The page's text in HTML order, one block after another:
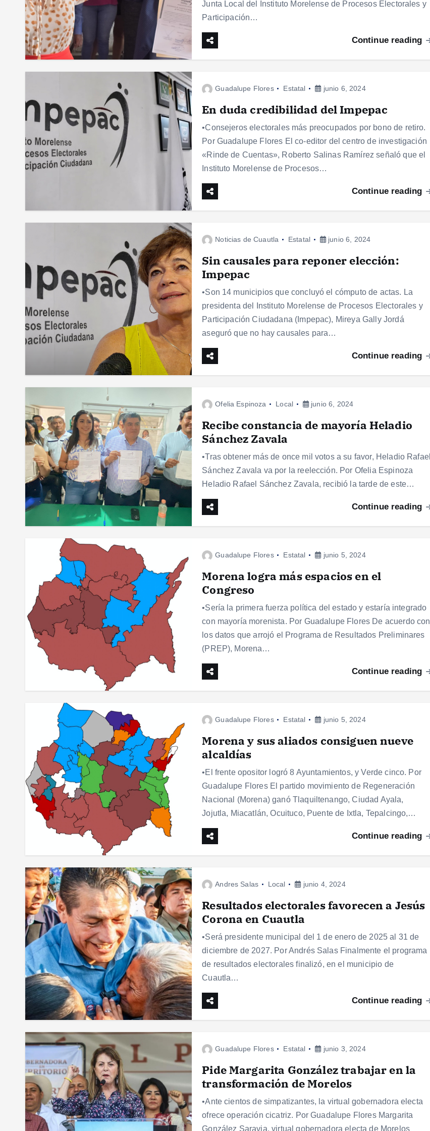
Junta Local del Instituto Morelense de Procesos Electorales y
Participación…
Continue reading
Guadalupe Flores Estatal junio 6, 2024
En duda credibilidad del Impepac
•Consejeros electorales más preocupados por bono de retiro.
Por Guadalupe Flores El co-editor del centro de investigación
«Rinde de Cuentas», Roberto Salinas Ramírez señaló que el
Instituto Morelense de Procesos…
Continue reading
Noticias de Cuautla Estatal junio 6, 2024
Sin causales para reponer elección:
Impepac
•Son 14 municipios que concluyó el cómputo de actas. La
presidenta del Instituto Morelense de Procesos Electorales y
Participación Ciudadana (Impepac), Mireya Gally Jordá
aseguró que no hay causales para…
Continue reading
Ofelia Espinoza Local junio 6, 2024
Recibe constancia de mayoría Heladio
Sánchez Zavala
•Tras obtener más de once mil votos a su favor, Heladio Rafael
Sánchez Zavala va por la reelección. Por Ofelia Espinoza
Heladio Rafael Sánchez Zavala, recibió la tarde de este…
Continue reading
Guadalupe Flores Estatal junio 5, 2024
Morena logra más espacios en el
Congreso
•Sería la primera fuerza política del estado y estaría integrado
con mayoría morenista. Por Guadalupe Flores De acuerdo con
los datos que arrojó el Programa de Resultados Preliminares
(PREP), Morena…
Continue reading
Guadalupe Flores Estatal junio 5, 2024
Morena y sus aliados consiguen nueve
alcaldías
•El frente opositor logró 8 Ayuntamientos, y Verde cinco. Por
Guadalupe Flores El partido movimiento de Regeneración
Nacional (Morena) ganó Tlaquiltenango, Ciudad Ayala,
Jojutla, Miacatlán, Ocuituco, Puente de Ixtla, Tepalcingo,…
Continue reading
Andres Salas Local junio 4, 2024
Resultados electorales favorecen a Jesús
Corona en Cuautla
•Será presidente municipal del 1 de enero de 2025 al 31 de
diciembre de 2027. Por Andrés Salas Finalmente el programa
de resultados electorales finalizó, en el municipio de
Cuautla…
Continue reading
Guadalupe Flores Estatal junio 3, 2024
Pide Margarita González trabajar en la
transformación de Morelos
•Ante cientos de simpatizantes, la virtual gobernadora electa
ofrece operación cicatriz. Por Guadalupe Flores Margarita
González Saravia, virtual gobernadora electa de Morelos